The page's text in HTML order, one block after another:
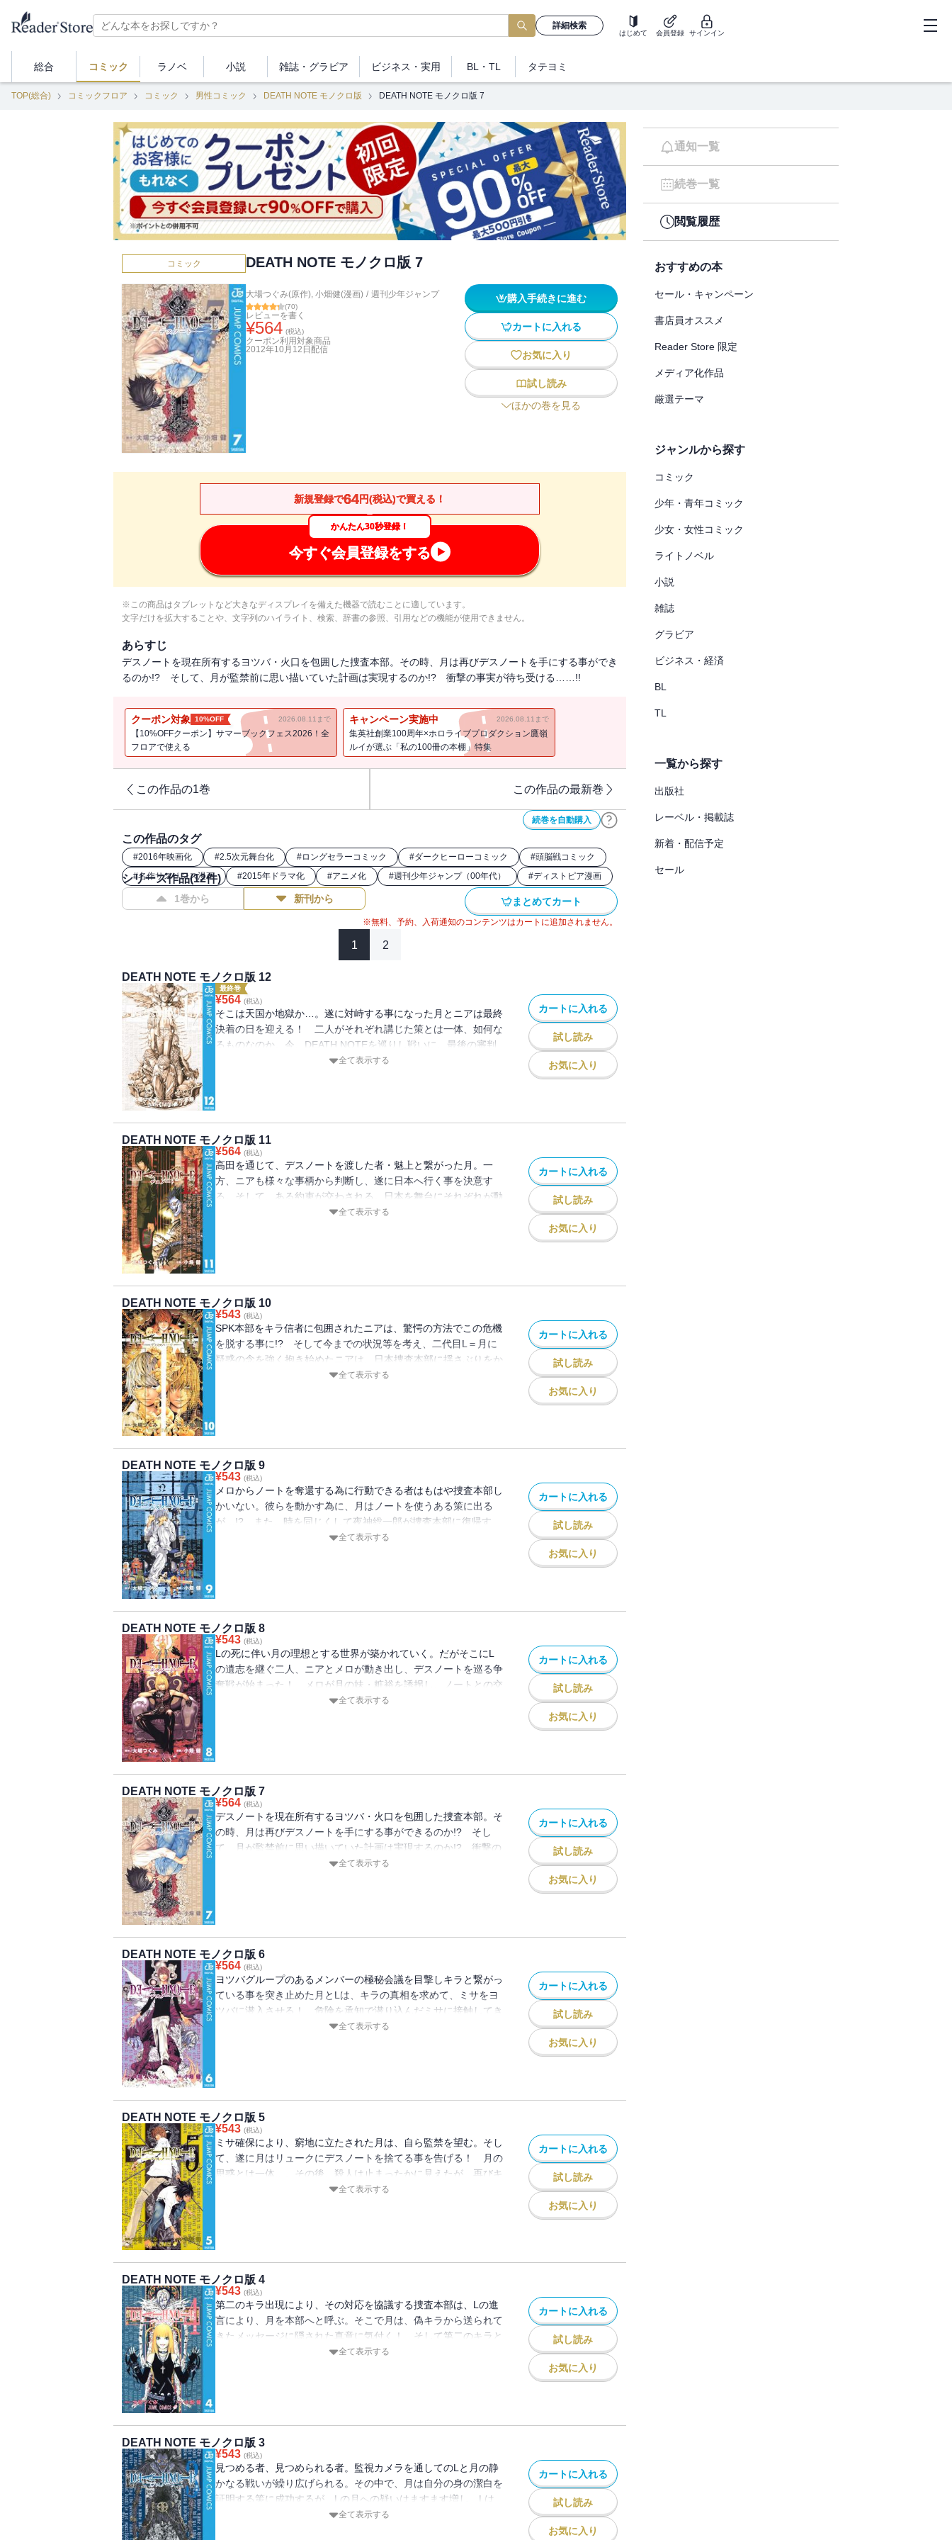
詳細検索
はじめて 会員登録 サインイン
総合 コミック ラノベ 小説 雑誌・ グラビア ビジネス ・実用 BL・TL タテヨミ
TOP(総合) コミックフロア コミック 男性コミック DEATH NOTE モノクロ版 DEATH NOTE モノクロ版 7
コミック DEATH NOTE モノクロ版 7
大場つぐみ(原作), 小畑健(漫画) / 週刊少年ジャンプ
(70)
レビューを書く
¥564 (税込)
クーポン利用対象商品
2012年10月12日 配信
購入手続きに進む
カートに入れる
お気に入り
試し読み
ほかの巻を見る
新規登録で64円(税込)で買える！
かんたん30秒登録！
今すぐ会員登録をする
※この商品はタブレットなど大きなディスプレイを備えた機器で読むことに適しています。
文字だけを拡大することや、文字列のハイライト、検索、辞書の参照、引用などの機能が使用できません。
あらすじ
デスノートを現在所有するヨツバ・火口を包囲した捜査本部。その時、月は再びデスノートを手にする事ができ
るのか!? そして、月が監禁前に思い描いていた計画は実現するのか!? 衝撃の事実が待ち受ける……!!
クーポン対象 10%OFF 2026.08.11まで
【10%OFFクーポン】サマーブックフェス2026！全
フロアで使える
キャンペーン実施中 2026.08.11まで
集英社創業100周年×ホロライブプロダクション鷹嶺
ルイが選ぶ「私の100冊の本棚」特集
この作品の1巻 この作品の最新巻
続巻を自動購入
この作品のタグ
#2016年映画化 #2.5次元舞台化 #ロングセラーコミック #ダークヒーローコミック #頭脳戦コミック
#名作サスペンス漫画 #2015年ドラマ化 #アニメ化 #週刊少年ジャンプ（00年代） #ディストピア漫画
シリーズ作品(12件)
1巻から 新刊から まとめてカート
※無料、予約、入荷通知のコンテンツはカートに追加されません。
1 2
DEATH NOTE モノクロ版 12
最終巻
¥564 (税込)
そこは天国か地獄か…。遂に対峙する事になった月とニアは最終
決着の日を迎える！ 二人がそれぞれ講じた策とは一体、如何な
るものなのか。今、DEATH NOTEを巡りし戦いに、最後の審判
全て表示する
カートに入れる
試し読み
お気に入り
DEATH NOTE モノクロ版 11
¥564 (税込)
高田を通じて、デスノートを渡した者・魅上と繋がった月。一
方、ニアも様々な事柄から判断し、遂に日本へ行く事を決意す
る。そして、ある約束が交わされる。日本を舞台にそれぞれが動
全て表示する
カートに入れる
試し読み
お気に入り
DEATH NOTE モノクロ版 10
¥543 (税込)
SPK本部をキラ信者に包囲されたニアは、驚愕の方法でこの危機
を脱する事に!? そして今までの状況等を考え、二代目L＝月に
疑惑の念を強く抱き始めたニアは、日本捜査本部に揺さぶりをか
全て表示する
カートに入れる
試し読み
お気に入り
DEATH NOTE モノクロ版 9
¥543 (税込)
メロからノートを奪還する為に行動できる者はもはや捜査本部し
かいない。彼らを動かす為に、月はノートを使うある策に出る
が…!? また、時を同じくして夜神総一郎が捜査本部に復帰す
全て表示する
カートに入れる
試し読み
お気に入り
DEATH NOTE モノクロ版 8
¥543 (税込)
Lの死に伴い月の理想とする世界が築かれていく。だがそこにL
の遺志を継ぐ二人、ニアとメロが動き出し、デスノートを巡る争
奪戦が始まった！ メロが月の妹・粧裕を誘拐し、ノートとの交
全て表示する
カートに入れる
試し読み
お気に入り
DEATH NOTE モノクロ版 7
¥564 (税込)
デスノートを現在所有するヨツバ・火口を包囲した捜査本部。そ
の時、月は再びデスノートを手にする事ができるのか!? そし
て、月が監禁前に思い描いていた計画は実現するのか!? 衝撃の
全て表示する
カートに入れる
試し読み
お気に入り
DEATH NOTE モノクロ版 6
¥564 (税込)
ヨツバグループのあるメンバーの極秘会議を目撃しキラと繋がっ
ている事を突き止めた月とLは、キラの真相を求めて、ミサをヨ
ツバに潜入させる！ 危険を承知で潜り込んだミサに接触してき
全て表示する
カートに入れる
試し読み
お気に入り
DEATH NOTE モノクロ版 5
¥543 (税込)
ミサ確保により、窮地に立たされた月は、自ら監禁を望む。そし
て、遂に月はリュークにデスノートを捨てる事を告げる！ 月の
思惑とは一体…。その後、殺人は止まったかに見えたが、再びキ
全て表示する
カートに入れる
試し読み
お気に入り
DEATH NOTE モノクロ版 4
¥543 (税込)
第二のキラ出現により、その対応を協議する捜査本部は、Lの進
言により、月を本部へと呼ぶ。そこで月は、偽キラから送られて
きたメッセージに隠された真意に気付く！ そして第二のキラと
全て表示する
カートに入れる
試し読み
お気に入り
DEATH NOTE モノクロ版 3
¥543 (税込)
見つめる者、見つめられる者。監視カメラを通してのLと月の静
かなる戦いが繰り広げられる。その中で、月は自分の身の潔白を
証明する策に成功するが、Lの月への疑いはますます増し、Lは
全て表示する
カートに入れる
試し読み
お気に入り
通知一覧
続巻一覧
閲覧履歴
おすすめの本
セール・キャンペーン
書店員オススメ
Reader Store 限定
メディア化作品
厳選テーマ
ジャンルから探す
コミック
少年・青年コミック
少女・女性コミック
ライトノベル
小説
雑誌
グラビア
ビジネス・経済
BL
TL
一覧から探す
出版社
レーベル・掲載誌
新着・配信予定
セール